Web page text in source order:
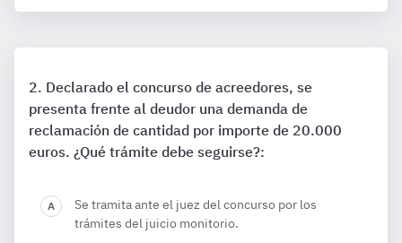
Declarado el concurso de acreedores, se
presenta frente al deudor una demanda de
reclamación de cantidad por importe de 20.000
euros. ¿Qué trámite debe seguirse?:
Se tramita ante el juez del concurso por los
trámites del juicio monitorio.